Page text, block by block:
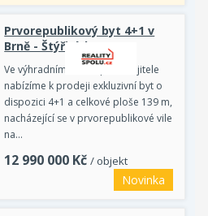
Prvorepublikový byt 4+1 v
Brně - Štýřicích
Ve výhradním zastoupení majitele
nabízíme k prodeji exkluzivní byt o
dispozici 4+1 a celkové ploše 139 m,
nacházející se v prvorepublikové vile
na…
12 990 000 Kč / objekt
Novinka